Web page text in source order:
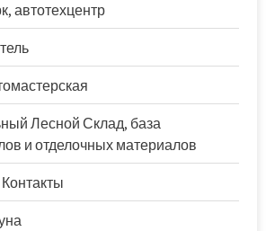
автотехцентр
Лесной Склад, база
и отделочных материалов